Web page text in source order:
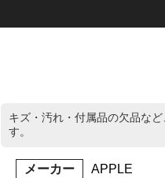
キズ・汚れ・付属品の欠品な
す。
メーカー APPLE